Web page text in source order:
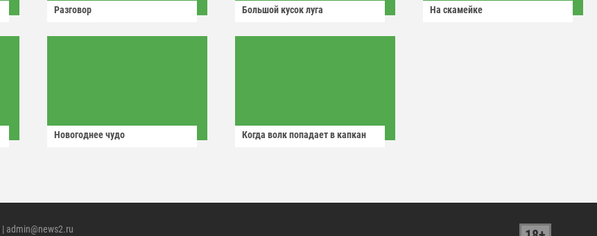
Разговор Большой кусок луга На скамейке
Новогоднее чудо Когда волк попадает в капкан
| admin@news2.ru